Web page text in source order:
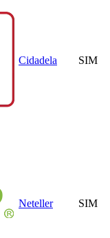
Cidadela SIM
Neteller SIM